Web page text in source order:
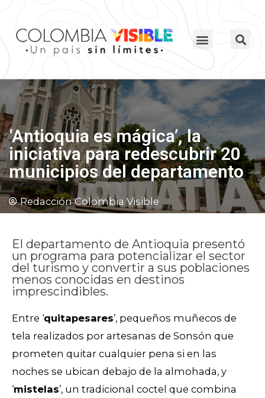
‘Antioquia es mágica’, la
iniciativa para redescubrir 20
municipios del departamento
Redacción Colombia Visible
El departamento de Antioquia presentó
un programa para potencializar el sector
del turismo y convertir a sus poblaciones
menos conocidas en destinos
imprescindibles.
Entre ‘quitapesares’, pequeños muñecos de
tela realizados por artesanas de Sonsón que
prometen quitar cualquier pena si en las
noches se ubican debajo de la almohada, y
‘mistelas’, un tradicional coctel que combina